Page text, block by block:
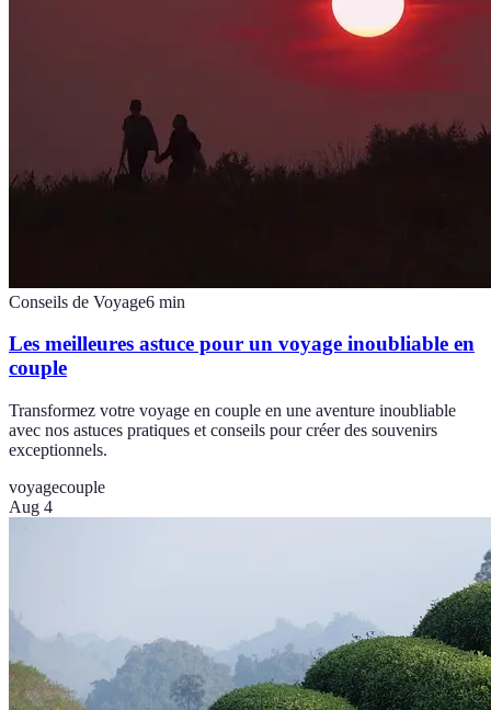
Conseils de Voyage6 min
Les meilleures astuce pour un voyage inoubliable en
couple
Transformez votre voyage en couple en une aventure inoubliable
avec nos astuces pratiques et conseils pour créer des souvenirs
exceptionnels.
voyagecouple
Aug 4